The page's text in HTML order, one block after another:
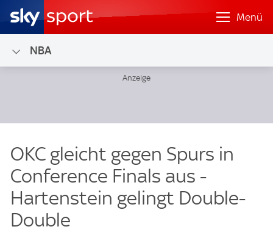
Menü
NBA
OKC gleicht gegen Spurs in
Conference Finals aus -
Hartenstein gelingt Double-
Double